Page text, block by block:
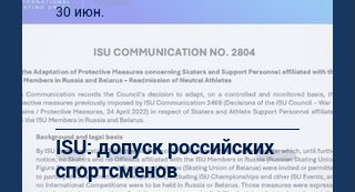
ISU: допуск российских
спортсменов
30 июн.